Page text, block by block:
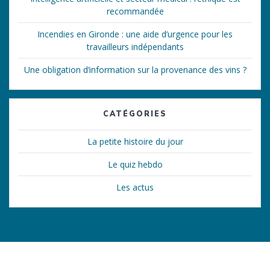
recommandée
Incendies en Gironde : une aide d’urgence pour les
travailleurs indépendants
Une obligation d’information sur la provenance des vins ?
CATÉGORIES
La petite histoire du jour
Le quiz hebdo
Les actus